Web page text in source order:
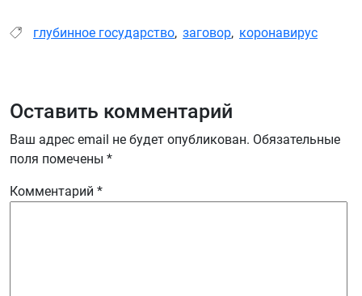
глубинное государство, заговор, коронавирус
Оставить комментарий
Ваш адрес email не будет опубликован. Обязательные
поля помечены *
Комментарий *